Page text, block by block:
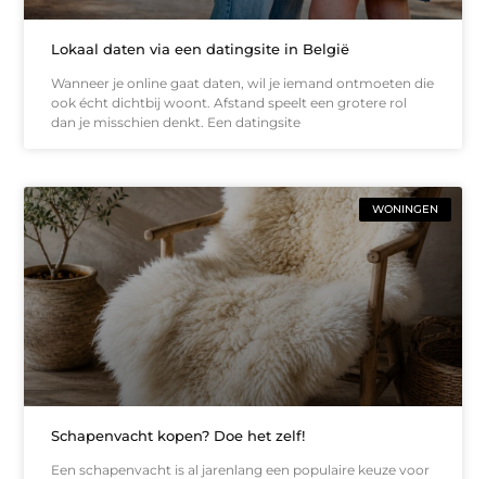
Lokaal daten via een datingsite in België
Wanneer je online gaat daten, wil je iemand ontmoeten die
ook écht dichtbij woont. Afstand speelt een grotere rol
dan je misschien denkt. Een datingsite
WONINGEN
Schapenvacht kopen? Doe het zelf!
Een schapenvacht is al jarenlang een populaire keuze voor